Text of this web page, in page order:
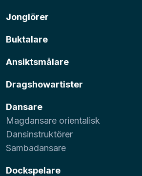
Jonglörer
Buktalare
Ansiktsmålare
Dragshowartister
Dansare
Magdansare orientalisk
Dansinstruktörer
Sambadansare
Dockspelare